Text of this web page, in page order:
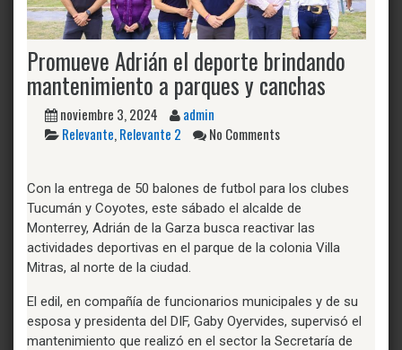
Promueve Adrián el deporte brindando
mantenimiento a parques y canchas
noviembre 3, 2024
admin
Relevante,Relevante 2 No Comments
Con la entrega de 50 balones de futbol para los clubes
Tucumán y Coyotes, este sábado el alcalde de
Monterrey, Adrián de la Garza busca reactivar las
actividades deportivas en el parque de la colonia Villa
Mitras, al norte de la ciudad.
El edil, en compañía de funcionarios municipales y de su
esposa y presidenta del DIF, Gaby Oyervides, supervisó el
mantenimiento que realizó en el sector la Secretaría de